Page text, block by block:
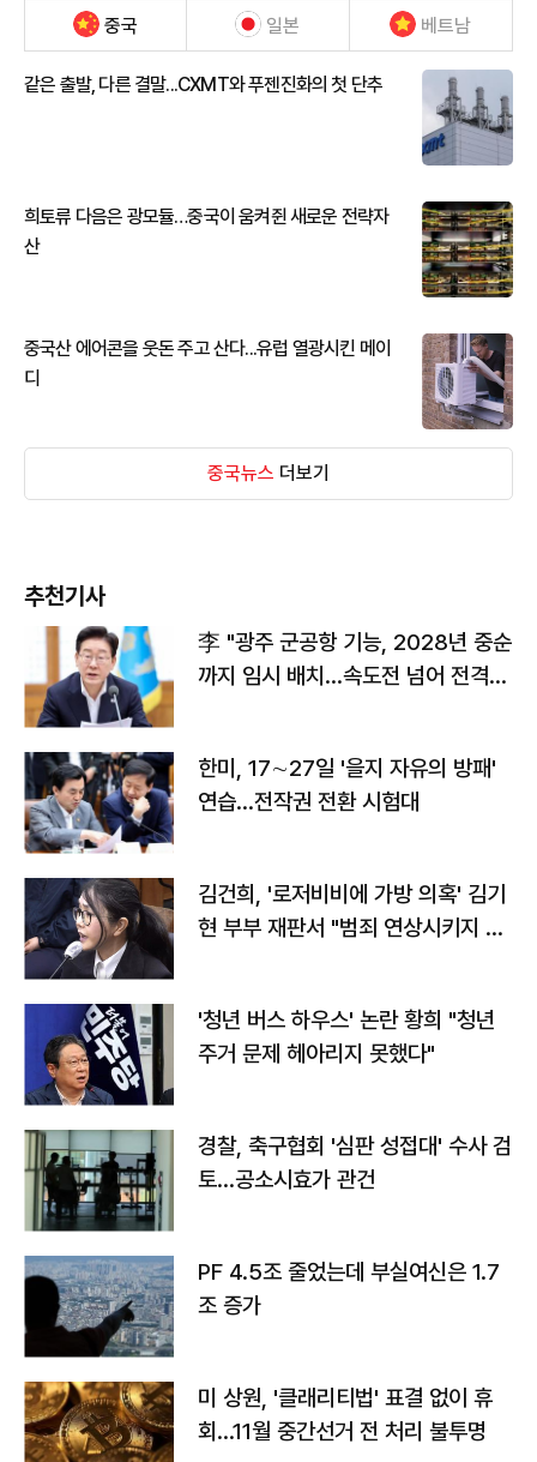
중국 일본 베트남
같은 출발, 다른 결말...CXMT와 푸젠진화의 첫 단추
희토류 다음은 광모듈…중국이 움켜쥔 새로운 전략자
산
중국산 에어콘을 웃돈 주고 산다...유럽 열광시킨 메이
디
중국뉴스 더보기
추천기사
李 "광주 군공항 기능, 2028년 중순
까지 임시 배치…속도전 넘어 전격
한미, 17∼27일 '을지 자유의 방패'
연습…전작권 전환 시험대
김건희, '로저비비에 가방 의혹' 김기
현 부부 재판서 "범죄 연상시키지 말
'청년 버스 하우스' 논란 황희 "청년
주거 문제 헤아리지 못했다"
경찰, 축구협회 '심판 성접대' 수사 검
토…공소시효가 관건
PF 4.5조 줄었는데 부실여신은 1.7
조 증가
미 상원, '클래리티법' 표결 없이 휴
회…11월 중간선거 전 처리 불투명